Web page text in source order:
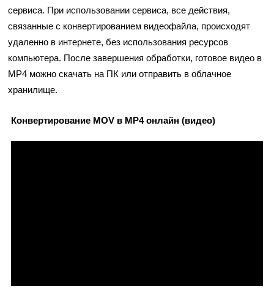
сервиса. При использовании сервиса, все действия,
связанные с конвертированием видеофайла, происходят
удаленно в интернете, без использования ресурсов
компьютера. После завершения обработки, готовое видео в
MP4 можно скачать на ПК или отправить в облачное
хранилище.
Конвертирование MOV в MP4 онлайн (видео)